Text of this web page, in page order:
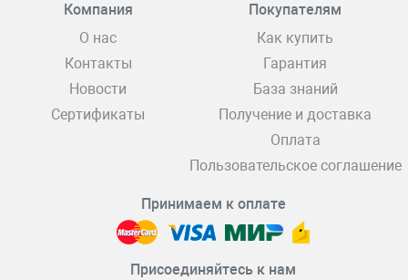
Компания
О нас
Контакты
Новости
Сертификаты
Покупателям
Как купить
Гарантия
База знаний
Получение и доставка
Оплата
Пользовательское соглашение
Принимаем к оплате
Присоединяйтесь к нам